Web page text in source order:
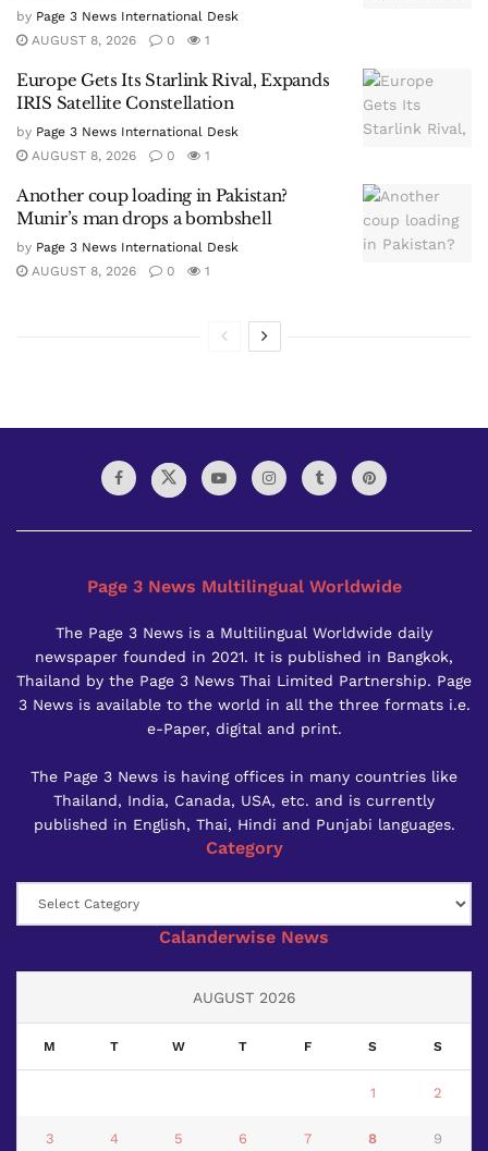
by Page 3 News International Desk
AUGUST 8, 2026
0 1
Europe Gets Its Starlink Rival, Expands
IRIS Satellite Constellation
by Page 3 News International Desk
AUGUST 8, 2026
0 1
Another coup loading in Pakistan?
Munir’s man drops a bombshell
by Page 3 News International Desk
AUGUST 8, 2026
0 1
Page 3 News Multilingual Worldwide
The Page 3 News is a Multilingual Worldwide daily
newspaper founded in 2021. It is published in Bangkok,
Thailand by the Page 3 News Thai Limited Partnership. Page
3 News is available to the world in all the three formats i.e.
e-Paper, digital and print.
The Page 3 News is having offices in many countries like
Thailand, India, Canada, USA, etc. and is currently
published in English, Thai, Hindi and Punjabi languages.
Category
Calanderwise News
AUGUST 2026
M T W T F S S
1 2
3 4 5 6 7 8 9